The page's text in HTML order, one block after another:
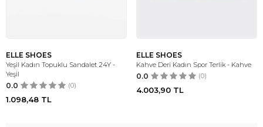
ELLE SHOES
Yeşil Kadın Topuklu Sandalet 24Y -
Yeşil
0.0 (0)
1.098,48 TL
ELLE SHOES
Kahve Deri Kadın Spor Terlik - Kahve
0.0 (0)
4.003,90 TL